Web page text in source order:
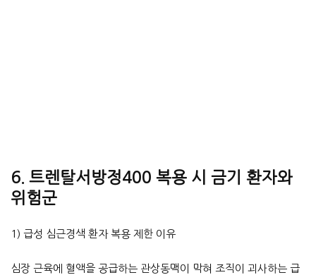
6. 트렌탈서방정400 복용 시 금기 환자와
위험군
1) 급성 심근경색 환자 복용 제한 이유
심장 근육에 혈액을 공급하는 관상동맥이 막혀 조직이 괴사하는 급